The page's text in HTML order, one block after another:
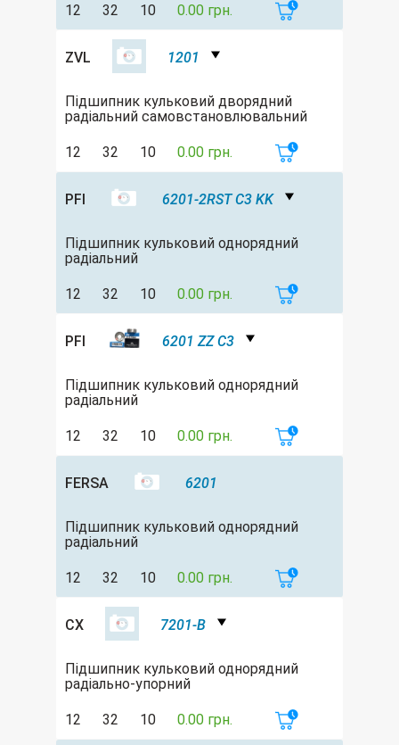
12 32 10 0.00 грн.
ZVL 1201
Підшипник кульковий дворядний
радіальний самовстановлювальний
12 32 10 0.00 грн.
PFI 6201-2RST C3 KK
Підшипник кульковий однорядний
радіальний
12 32 10 0.00 грн.
PFI 6201 ZZ C3
Підшипник кульковий однорядний
радіальний
12 32 10 0.00 грн.
FERSA 6201
Підшипник кульковий однорядний
радіальний
12 32 10 0.00 грн.
CX 7201-B
Підшипник кульковий однорядний
радіально-упорний
12 32 10 0.00 грн.